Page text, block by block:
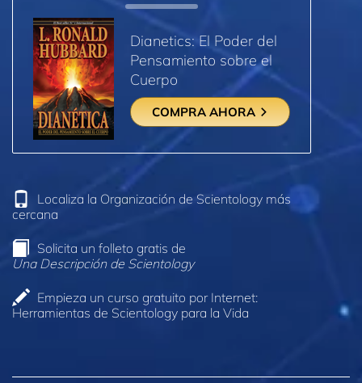
Dianetics: El Poder del
Pensamiento sobre el
Cuerpo
COMPRA AHORA
Localiza la Organización de Scientology más
cercana
Solicita un folleto gratis de
Una Descripción de Scientology
Empieza un curso gratuito por Internet:
Herramientas de Scientology para la Vida